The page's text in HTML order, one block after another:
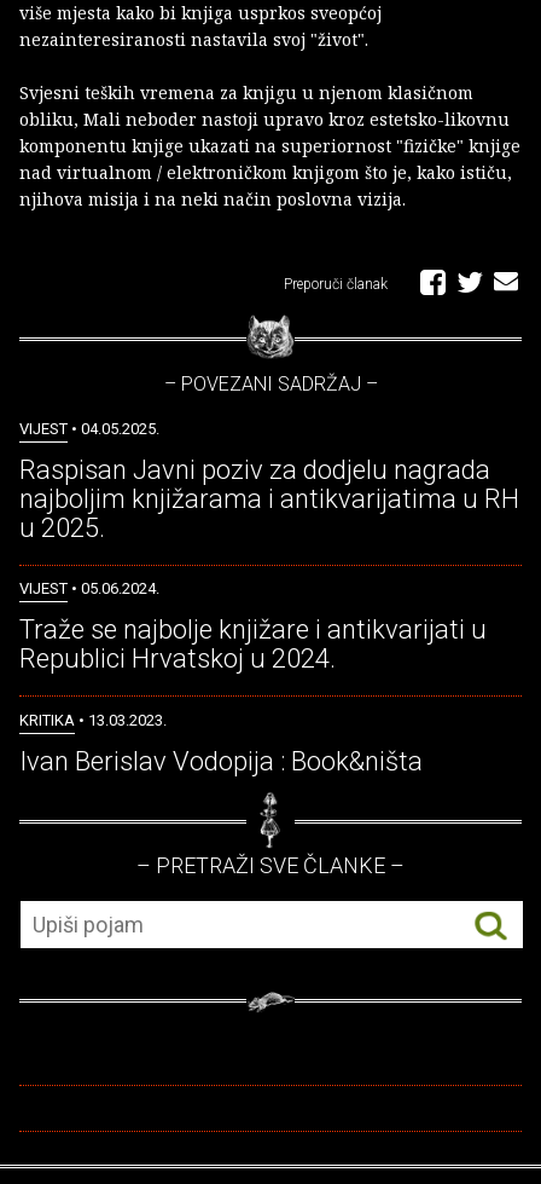
više mjesta kako bi knjiga usprkos sveopćoj
nezainteresiranosti nastavila svoj "život".
Svjesni teških vremena za knjigu u njenom klasičnom
obliku, Mali neboder nastoji upravo kroz estetsko-likovnu
komponentu knjige ukazati na superiornost "fizičke" knjige
nad virtualnom / elektroničkom knjigom što je, kako ističu,
njihova misija i na neki način poslovna vizija.
Preporuči članak
– POVEZANI SADRŽAJ –
VIJEST • 04.05.2025.
Raspisan Javni poziv za dodjelu nagrada
najboljim knjižarama i antikvarijatima u RH
u 2025.
VIJEST • 05.06.2024.
Traže se najbolje knjižare i antikvarijati u
Republici Hrvatskoj u 2024.
KRITIKA • 13.03.2023.
Ivan Berislav Vodopija : Book&ništa
– PRETRAŽI SVE ČLANKE –